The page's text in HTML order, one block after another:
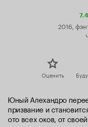
7.4
2016,
Оценить
Юный Алехандро
призвание и
ото всех оков, от